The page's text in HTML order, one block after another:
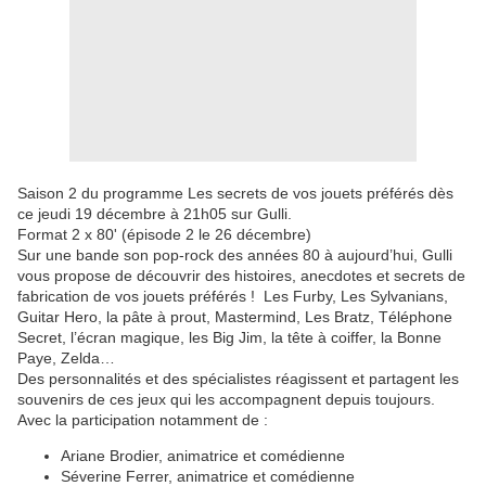
Saison 2 du programme Les secrets de vos jouets préférés dès
ce jeudi 19 décembre à 21h05 sur Gulli.
Format 2 x 80' (épisode 2 le 26 décembre)
Sur une bande son pop-rock des années 80 à aujourd’hui, Gulli
vous propose de découvrir des histoires, anecdotes et secrets de
fabrication de vos jouets préférés ! Les Furby, Les Sylvanians,
Guitar Hero, la pâte à prout, Mastermind, Les Bratz, Téléphone
Secret, l’écran magique, les Big Jim, la tête à coiffer, la Bonne
Paye, Zelda…
Des personnalités et des spécialistes réagissent et partagent les
souvenirs de ces jeux qui les accompagnent depuis toujours.
Avec la participation notamment de :
Ariane Brodier, animatrice et comédienne
Séverine Ferrer, animatrice et comédienne